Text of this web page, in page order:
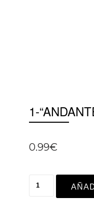
1-
0.99€